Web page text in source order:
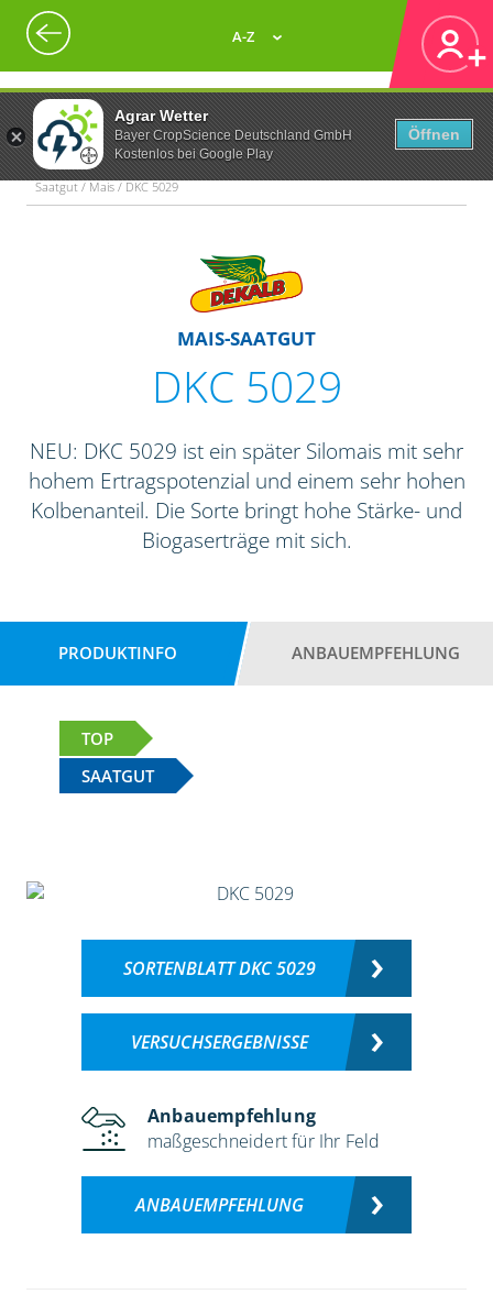
Agrar Wetter
Bayer CropScience Deutschland GmbH
Kostenlos bei Google Play
Öffnen
A-Z
Saatgut / Mais / DKC 5029
MAIS-SAATGUT
DKC 5029
NEU: DKC 5029 ist ein später Silomais mit sehr
hohem Ertragspotenzial und einem sehr hohen
Kolbenanteil. Die Sorte bringt hohe Stärke- und
Biogaserträge mit sich.
PRODUKTINFO ANBAUEMPFEHLUNG
TOP
SAATGUT
SORTENBLATT DKC 5029
VERSUCHSERGEBNISSE
Anbauempfehlung
maßgeschneidert für Ihr Feld
ANBAUEMPFEHLUNG